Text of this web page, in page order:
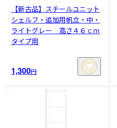
【新古品】スチールユニット
シェルフ・追加用帆立・中・
ライトグレー 高さ４６ｃｍ
タイプ用
1,300円